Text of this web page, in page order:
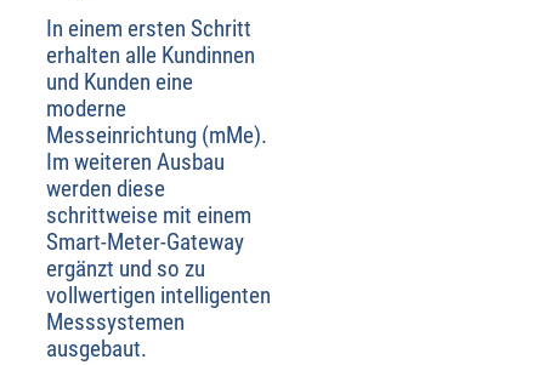
In einem ersten Schritt
erhalten alle Kundinnen
und Kunden eine
moderne
Messeinrichtung (mMe).
Im weiteren Ausbau
werden diese
schrittweise mit einem
Smart-Meter-Gateway
ergänzt und so zu
vollwertigen intelligenten
Messsystemen
ausgebaut.